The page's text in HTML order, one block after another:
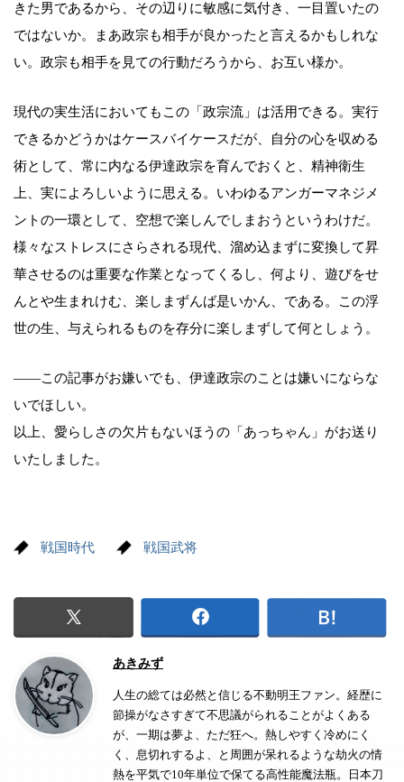
きた男であるから、その辺りに敏感に気付き、一目置いたの
ではないか。まあ政宗も相手が良かったと言えるかもしれな
い。政宗も相手を見ての行動だろうから、お互い様か。
現代の実生活においてもこの「政宗流」は活用できる。実行
できるかどうかはケースバイケースだが、自分の心を収める
術として、常に内なる伊達政宗を育んでおくと、精神衛生
上、実によろしいように思える。いわゆるアンガーマネジメ
ントの一環として、空想で楽しんでしまおうというわけだ。
様々なストレスにさらされる現代、溜め込まずに変換して昇
華させるのは重要な作業となってくるし、何より、遊びをせ
んとや生まれけむ、楽しまずんば是いかん、である。この浮
世の生、与えられるものを存分に楽しまずして何としょう。
――この記事がお嫌いでも、伊達政宗のことは嫌いにならな
いでほしい。
以上、愛らしさの欠片もないほうの「あっちゃん」がお送り
いたしました。
戦国時代 戦国武将
あきみず
人生の総ては必然と信じる不動明王ファン。経歴に
節操がなさすぎて不思議がられることがよくある
が、一期は夢よ、ただ狂へ。熱しやすく冷めにく
く、息切れするよ、と周囲が呆れるような劫火の情
熱を平気で10年単位で保てる高性能魔法瓶。日本刀